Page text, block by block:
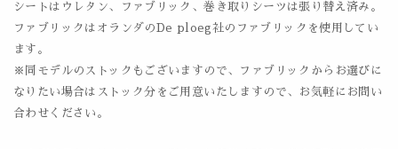
シートはウレタン、ファブリック、巻き取りシーツは張り替え済み。
ファブリックはオランダのDe ploeg社のファブリックを使用してい
ます。
※同モデルのストックもございますので、ファブリックからお選びに
なりたい場合はストック分をご用意いたしますので、お気軽にお問い
合わせください。